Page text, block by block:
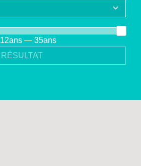
12ans — 35ans